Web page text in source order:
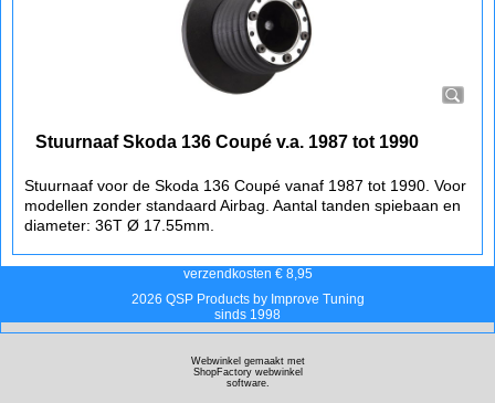
Stuurnaaf Skoda 136 Coupé v.a. 1987 tot 1990
Stuurnaaf voor de Skoda 136 Coupé vanaf 1987 tot 1990. Voor
modellen zonder standaard Airbag. Aantal tanden spiebaan en
diameter: 36T Ø 17.55mm.
verzendkosten € 8,95
2026 QSP Products by Improve Tuning
sinds 1998
Webwinkel gemaakt met
ShopFactory webwinkel
software.